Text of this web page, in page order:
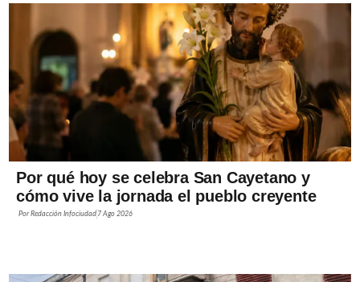
Por qué hoy se celebra San Cayetano y
cómo vive la jornada el pueblo creyente
PorRedacción Infociudad 7 Ago 2026